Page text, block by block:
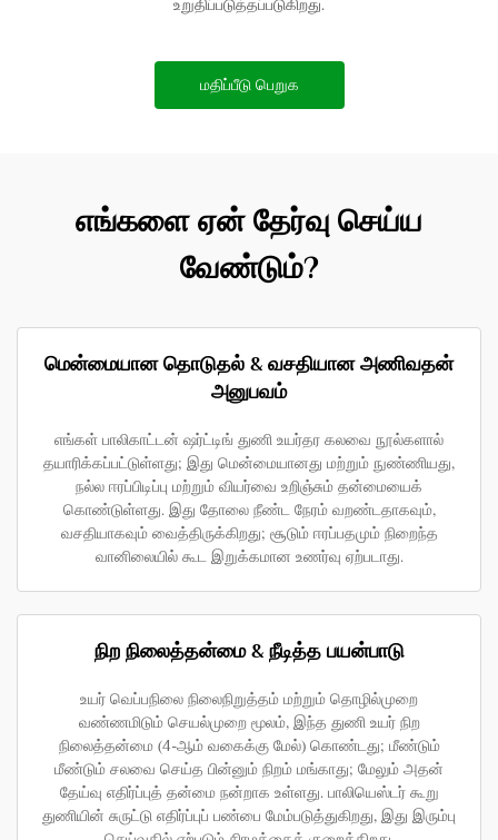
உறுதிப்படுத்தப்படுகிறது.
மதிப்பீடு பெறுக
எங்களை ஏன் தேர்வு செய்ய
வேண்டும்?
மென்மையான தொடுதல் & வசதியான அணிவதன்
அனுபவம்
எங்கள் பாலிகாட்டன் ஷர்ட்டிங் துணி உயர்தர கலவை நூல்களால்
தயாரிக்கப்பட்டுள்ளது; இது மென்மையானது மற்றும் நுண்ணியது,
நல்ல ஈரப்பிடிப்பு மற்றும் வியர்வை உறிஞ்சும் தன்மையைக்
கொண்டுள்ளது. இது தோலை நீண்ட நேரம் வறண்டதாகவும்,
வசதியாகவும் வைத்திருக்கிறது; சூடும் ஈரப்பதமும் நிறைந்த
வானிலையில் கூட இறுக்கமான உணர்வு ஏற்படாது.
நிற நிலைத்தன்மை & நீடித்த பயன்பாடு
உயர் வெப்பநிலை நிலைநிறுத்தம் மற்றும் தொழில்முறை
வண்ணமிடும் செயல்முறை மூலம், இந்த துணி உயர் நிற
நிலைத்தன்மை (4-ஆம் வகைக்கு மேல்) கொண்டது; மீண்டும்
மீண்டும் சலவை செய்த பின்னும் நிறம் மங்காது; மேலும் அதன்
தேய்வு எதிர்ப்புத் தன்மை நன்றாக உள்ளது. பாலியெஸ்டர் கூறு
துணியின் சுருட்டு எதிர்ப்புப் பண்பை மேம்படுத்துகிறது, இது இரும்பு